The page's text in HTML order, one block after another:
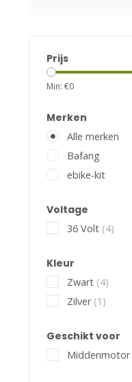
Prijs
Min: €0
Merken
Alle merken
Bafang
ebike-kit
Voltage
36 Volt (4)
Kleur
Zwart (4)
Zilver (1)
Geschikt voor